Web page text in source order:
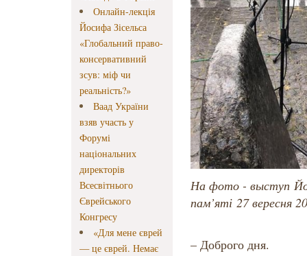
Онлайн-лекція
Йосифа Зісельса
«Глобальний право-
консервативний
зсув: міф чи
реальність?»
Ваад України
взяв участь у
Форумі
національних
директорів
Всесвітнього
Єврейського
Конгресу
«Для мене єврей
— це єврей. Немає
На фото - выступ
пам’яті 27 вересня
– Доброго дня.